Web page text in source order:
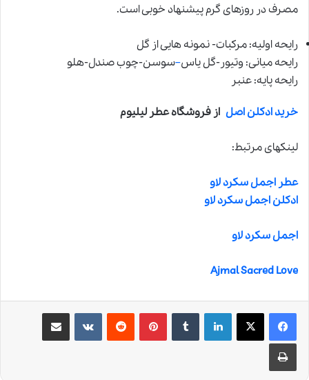
مصرف در روزهای گرم پیشنهاد خوبی است.
رایحه اولیه: مرکبات- نمونه هایی از گل
رایحه میانی: وتیور-گل یاس–سوسن-چوب صندل-هلو
رایحه پایه: عنبر
خرید ادکلن اصل از فروشگاه عطر لیلیوم
لینکهای مرتبط:
عطر اجمل سکرد لاو
ادکلن اجمل سکرد لاو
اجمل سکرد لاو
Ajmal Sacred Love
لینکدین ‫تامبلر ‫پین‌ترست‫رددیت ‫VKontakteاشتراک گذاری از طریق ایمیل
چاپ